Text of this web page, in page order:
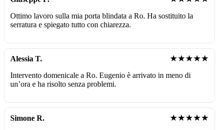
Ottimo lavoro sulla mia porta blindata a Ro. Ha sostituito la
serratura e spiegato tutto con chiarezza.
Alessia T. ★★★★★
Intervento domenicale a Ro. Eugenio è arrivato in meno di
un’ora e ha risolto senza problemi.
Simone R. ★★★★★